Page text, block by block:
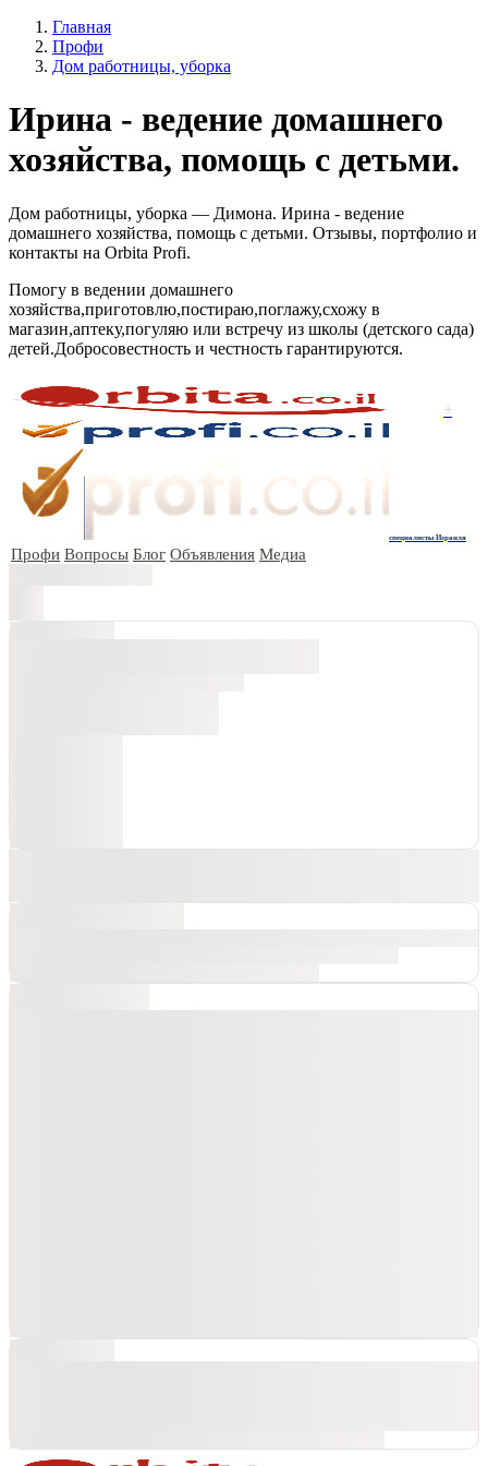
Главная
Профи
Дом работницы, уборка
Ирина - ведение домашнего
хозяйства, помощь с детьми.
Дом работницы, уборка — Димона. Ирина - ведение
домашнего хозяйства, помощь с детьми. Отзывы, портфолио и
контакты на Orbita Profi.
Помогу в ведении домашнего
хозяйства,приготовлю,постираю,поглажу,схожу в
магазин,аптеку,погуляю или встречу из школы (детского сада)
детей.Добросовестность и честность гарантируются.
+
специалисты Израиля
Профи Вопросы Блог Объявления Медиа